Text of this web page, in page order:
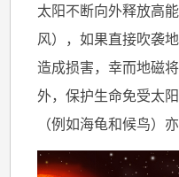
太阳不断向外释放高
风），如果直接吹袭
造成损害，幸而地磁
外，保护生命免受太
（例如海龟和候鸟）